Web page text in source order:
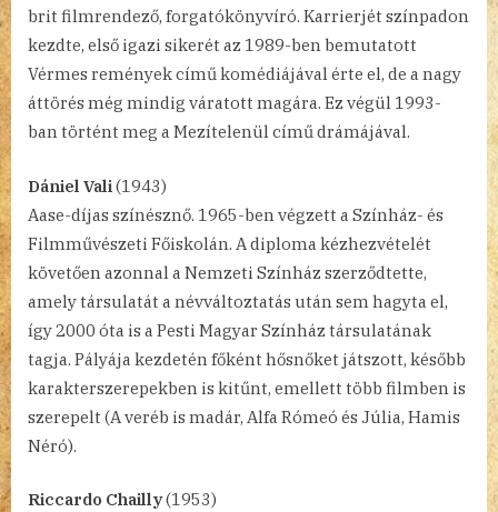
brit filmrendező, forgatókönyvíró. Karrierjét színpadon
kezdte, első igazi sikerét az 1989-ben bemutatott
Vérmes remények című komédiájával érte el, de a nagy
áttörés még mindig váratott magára. Ez végül 1993-
ban történt meg a Mezítelenül című drámájával.
Dániel Vali(1943)
Aase-díjas színésznő. 1965-ben végzett a Színház- és
Filmművészeti Főiskolán. A diploma kézhezvételét
követően azonnal a Nemzeti Színház szerződtette,
amely társulatát a névváltoztatás után sem hagyta el,
így 2000 óta is a Pesti Magyar Színház társulatának
tagja. Pályája kezdetén főként hősnőket játszott, később
karakterszerepekben is kitűnt, emellett több filmben is
szerepelt (A veréb is madár, Alfa Rómeó és Júlia, Hamis
Néró).
Riccardo Chailly(1953)